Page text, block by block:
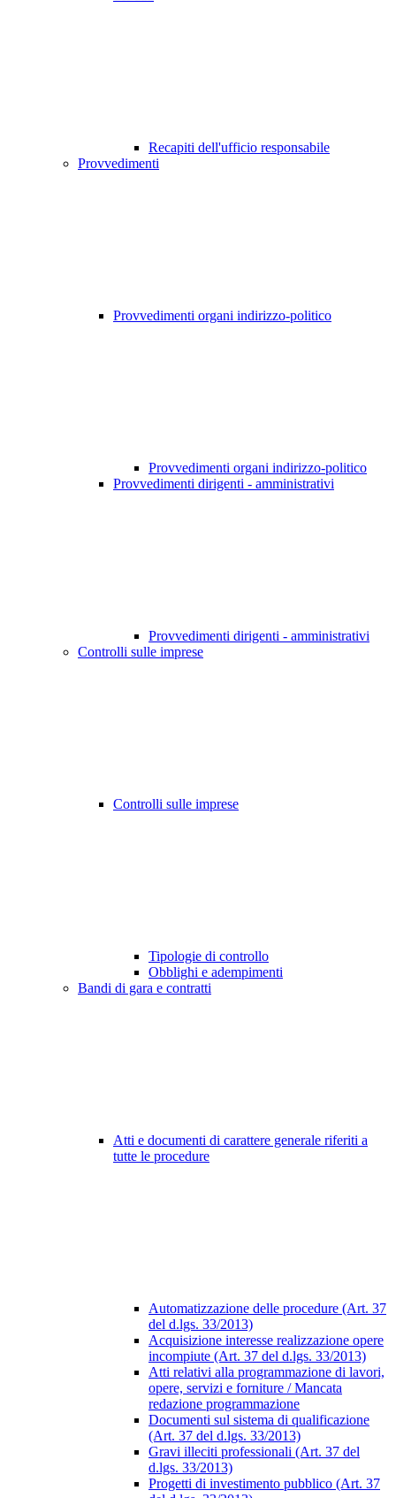
Recapiti dell'ufficio responsabile
Provvedimenti
Provvedimenti organi indirizzo-politico
Provvedimenti organi indirizzo-politico
Provvedimenti dirigenti - amministrativi
Provvedimenti dirigenti - amministrativi
Controlli sulle imprese
Controlli sulle imprese
Tipologie di controllo
Obblighi e adempimenti
Bandi di gara e contratti
Atti e documenti di carattere generale riferiti a
tutte le procedure
Automatizzazione delle procedure (Art. 37
del d.lgs. 33/2013)
Acquisizione interesse realizzazione opere
incompiute (Art. 37 del d.lgs. 33/2013)
Atti relativi alla programmazione di lavori,
opere, servizi e forniture / Mancata
redazione programmazione
Documenti sul sistema di qualificazione
(Art. 37 del d.lgs. 33/2013)
Gravi illeciti professionali (Art. 37 del
d.lgs. 33/2013)
Progetti di investimento pubblico (Art. 37